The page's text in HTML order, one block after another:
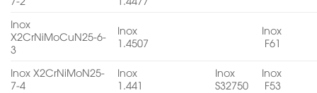
Inox
X2CrNiMoCuN25-6-
3
Inox
1.4507
Inox
F61
Inox X2CrNiMoN25-
7-4
Inox
1.441
Inox
S32750
Inox
F53